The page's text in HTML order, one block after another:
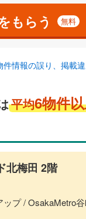
もらう 無料
件情報の誤り、掲載
平均6物件
北梅田 2階
プ / OsakaMetro